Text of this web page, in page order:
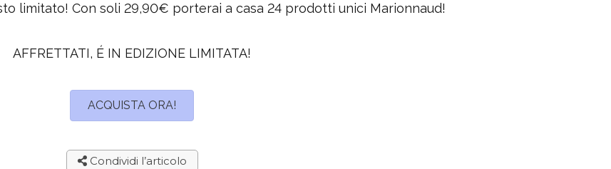
limitato! Con soli 29,90€ porterai a casa 24 prodotti unici Marionnaud!
AFFRETTATI, É IN EDIZIONE LIMITATA!
ACQUISTA ORA!
Condividi l’articolo